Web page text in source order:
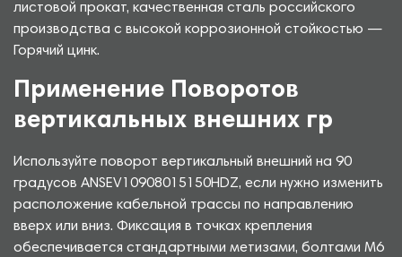
листовой прокат, качественная сталь российского
производства с высокой коррозионной стойкостью —
Горячий цинк.
Применение Поворотов
вертикальных внешних гр
Используйте поворот вертикальный внешний на 90
градусов ANSEV10908015150HDZ, если нужно изменить
расположение кабельной трассы по направлению
вверх или вниз. Фиксация в точках крепления
обеспечивается стандартными метизами, болтами М6